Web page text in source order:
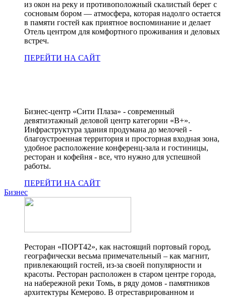
из окон на реку и противоположный скалистый берег с
сосновым бором — атмосфера, которая надолго остается
в памяти гостей как приятное воспоминание и делает
Отель центром для комфортного проживания и деловых
встреч.
ПЕРЕЙТИ НА САЙТ
Бизнес-центр «Сити Плаза» - современный
девятиэтажный деловой центр категории «В+».
Инфраструктура здания продумана до мелочей -
благоустроенная территория и просторная входная зона,
удобное расположение конференц-зала и гостиницы,
ресторан и кофейня - все, что нужно для успешной
работы.
ПЕРЕЙТИ НА САЙТ
Бизнес
Ресторан «ПОРТ42», как настоящий портовый город,
географически весьма примечательный – как магнит,
привлекающий гостей, из-за своей популярности и
красоты. Ресторан расположен в старом центре города,
на набережной реки Томь, в ряду домов - памятников
архитектуры Кемерово. В отреставрированном и